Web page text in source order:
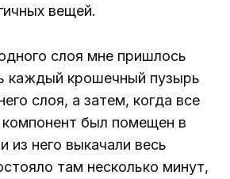
вещей.
слоя мне пришлось
каждый крошечный пузырь
слоя, а затем, когда все
был помещен в
из него выкачали весь
там несколько минут,